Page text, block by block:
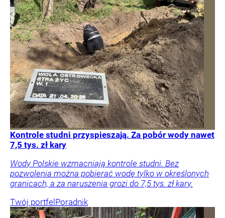
Kontrole studni przyspieszają. Za pobór wody nawet
7,5 tys. zł kary
Wody Polskie wzmacniają kontrole studni. Bez
pozwolenia można pobierać wodę tylko w określonych
granicach, a za naruszenia grozi do 7,5 tys. zł kary.
Twój portfel Poradnik